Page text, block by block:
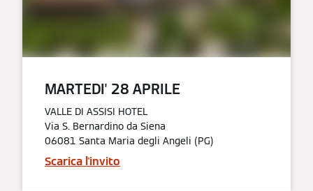
MARTEDI' 28 APRILE​
VALLE DI ASSISI HOTEL
Via S. Bernardino da Siena
06081 Santa Maria degli Angeli (PG)
Scarica l'invito